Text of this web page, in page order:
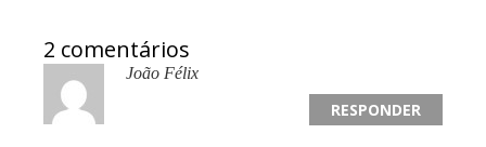
2 comentários
João Félix
RESPONDER